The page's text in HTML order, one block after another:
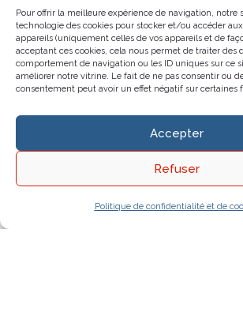
Pour offrir la meilleure expérience de navigation, notre
technologie des cookies pour stocker et/ou accéder
appareils (uniquement celles de vos appareils et de
acceptant ces cookies, cela nous permet de traiter des
comportement de navigation ou les ID uniques sur ce
améliorer notre vitrine. Le fait de ne pas consentir ou
consentement peut avoir un effet négatif sur certaines
Accepter
Refuser
Politique de confidentialité et de